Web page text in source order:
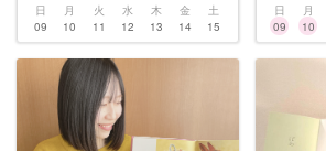
日
09
月
10
火
11
水
12
木
13
金
14
土
15
日
09
月
10